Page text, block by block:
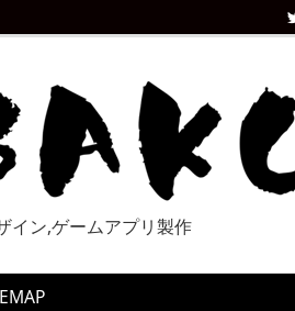
イン,ゲームアプリ製作